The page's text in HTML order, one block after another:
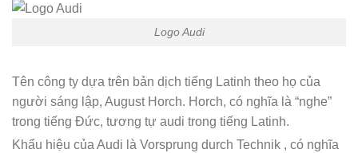
Logo Audi
Tên công ty dựa trên bản dịch tiếng Latinh theo họ của
người sáng lập, August Horch. Horch, có nghĩa là “nghe”
trong tiếng Đức, tương tự audi trong tiếng Latinh.
Khẩu hiệu của Audi là Vorsprung durch Technik , có nghĩa